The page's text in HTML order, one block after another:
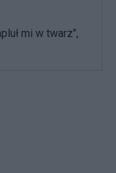
mi w twarz",